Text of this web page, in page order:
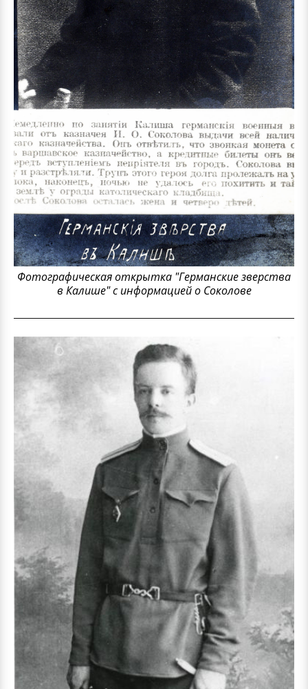
Фотографическая открытка "Германские зверства
в Калише" с информацией о Соколове